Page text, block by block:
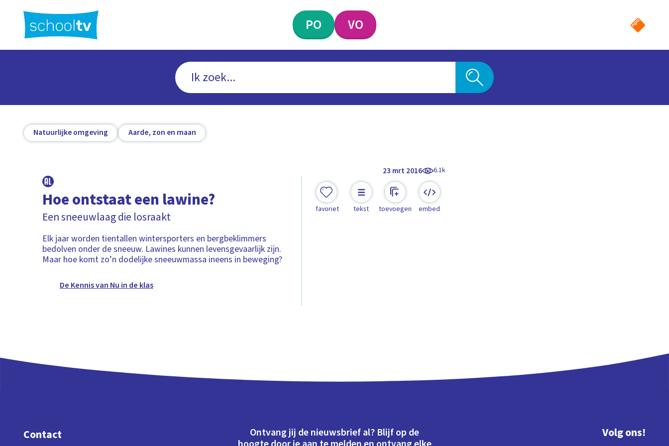
hoofdinhoud
PO VO
Natuurlijke omgeving Aarde, zon en maan
23 mrt 2016 6.1k
Hoe ontstaat een lawine?
Een sneeuwlaag die losraakt
Elk jaar worden tientallen wintersporters en bergbeklimmers
bedolven onder de sneeuw. Lawines kunnen levensgevaarlijk zijn.
Maar hoe komt zo’n dodelijke sneeuwmassa ineens in beweging?
De Kennis van Nu in de klas
favoriet tekst toevoegen embed
Contact
Ontvang jij de nieuwsbrief al? Blijf op de
Volg ons!